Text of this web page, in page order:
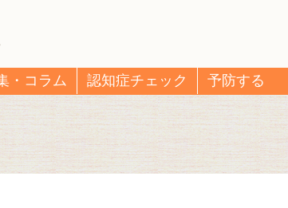
・コラム 認知症チェック 予防する